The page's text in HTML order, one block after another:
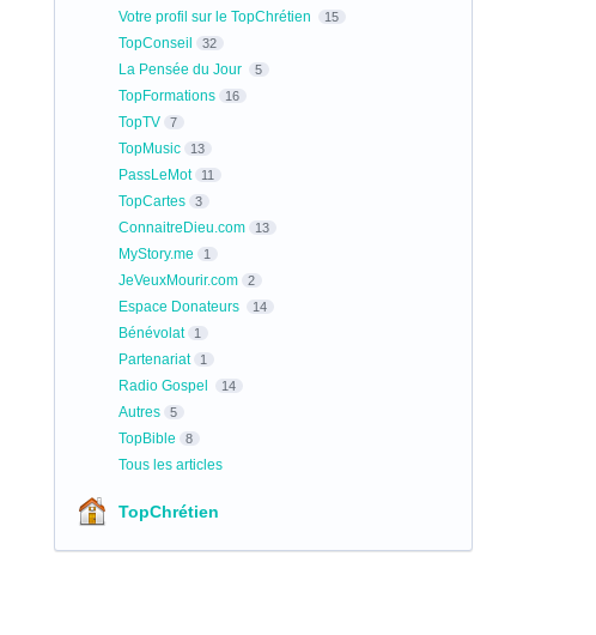
Votre profil sur le TopChrétien 15
TopConseil 32
La Pensée du Jour 5
TopFormations 16
TopTV 7
TopMusic 13
PassLeMot 11
TopCartes 3
ConnaitreDieu.com 13
MyStory.me 1
JeVeuxMourir.com 2
Espace Donateurs 14
Bénévolat 1
Partenariat 1
Radio Gospel 14
Autres 5
TopBible 8
Tous les articles
TopChrétien